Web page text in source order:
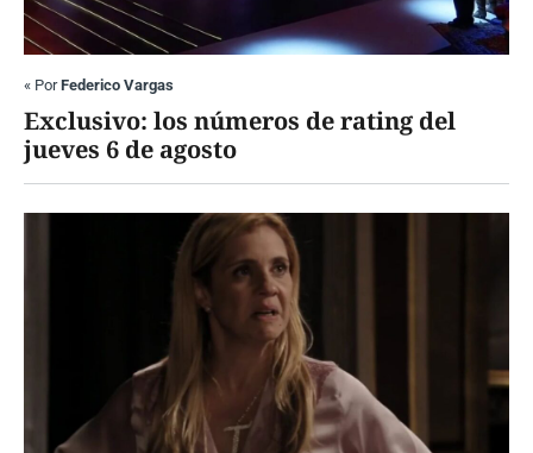
« PorFederico Vargas
Exclusivo: los números de rating del
jueves 6 de agosto